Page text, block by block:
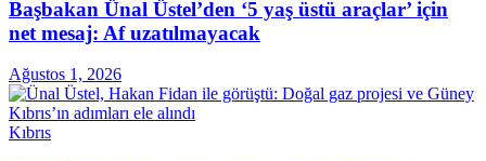
Başbakan Ünal Üstel’den ‘5 yaş üstü araçlar’ için
net mesaj: Af uzatılmayacak
Ağustos 1, 2026
Kıbrıs